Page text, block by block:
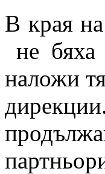
В края
не
наложи